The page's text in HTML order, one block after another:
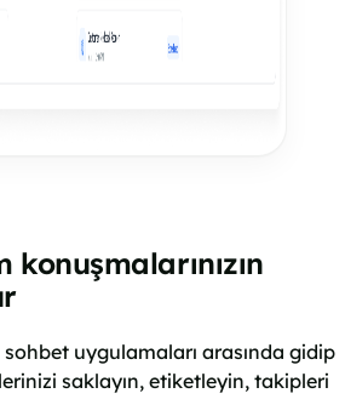
uygulamaları arasında gidip
saklayın, etiketleyin, takipleri